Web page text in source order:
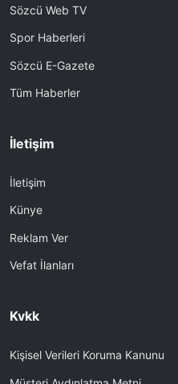
Sözcü Web TV
Spor Haberleri
Sözcü E-Gazete
Tüm Haberler
İletişim
İletişim
Künye
Reklam Ver
Vefat İlanları
Kvkk
Kişisel Verileri Koruma Kanunu